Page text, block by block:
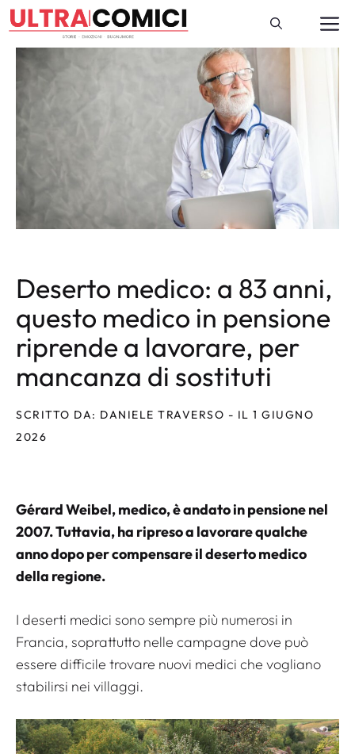
Vai
al
contenuto
Deserto medico: a 83 anni,
questo medico in pensione
riprende a lavorare, per
mancanza di sostituti
SCRITTO DA: DANIELE TRAVERSO - IL 1 GIUGNO
2026
Gérard Weibel, medico, è andato in pensione nel
2007. Tuttavia, ha ripreso a lavorare qualche
anno dopo per compensare il deserto medico
della regione.
I deserti medici sono sempre più numerosi in
Francia, soprattutto nelle campagne dove può
essere difficile trovare nuovi medici che vogliano
stabilirsi nei villaggi.